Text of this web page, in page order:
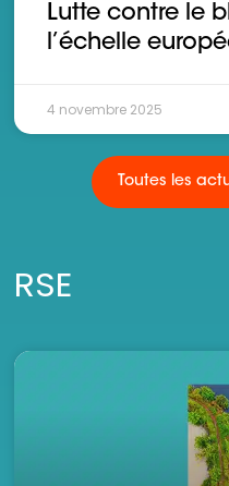
Lutte contre le
l’échelle
4 novembre 2025
Toutes les
RSE